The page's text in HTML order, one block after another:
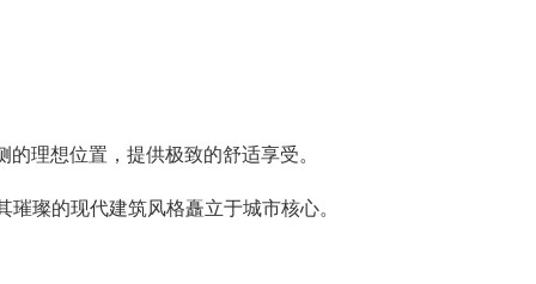
理想位置，提供极致的舒适享受。
璨的现代建筑风格矗立于城市核心。